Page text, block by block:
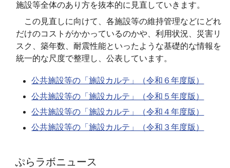
施設等全体のあり方を抜本的に見直していきます。
この見直しに向けて、各施設等の維持管理などにどれ
だけのコストがかかっているのかや、利用状況、災害リ
スク、築年数、耐震性能といったような基礎的な情報を
統一的な尺度で整理し、公表しています。
公共施設等の「施設カルテ」（令和６年度版）
公共施設等の「施設カルテ」（令和５年度版）
公共施設等の「施設カルテ」（令和４年度版）
公共施設等の「施設カルテ」（令和３年度版）
ぷらラボニュース